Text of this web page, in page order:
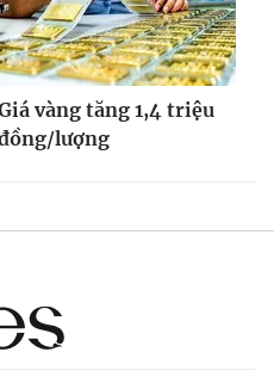
vàng tăng 1,4 triệu
lượng